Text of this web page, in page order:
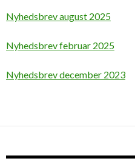
Nyhedsbrev august 2025
Nyhedsbrev februar 2025
Nyhedsbrev december 2023